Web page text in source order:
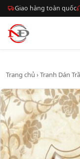
Giao hàng toàn quốc
Trang chủ ›Tranh Dán